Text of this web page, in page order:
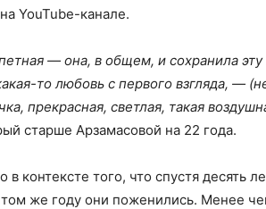
YouTube-канале.
— она, в общем, и сохранила
то любовь с первого взгляда, —
прекрасная, светлая, такая
старше Арзамасовой на 22 года.
контексте того, что спустя десять
же году они поженились. Менее